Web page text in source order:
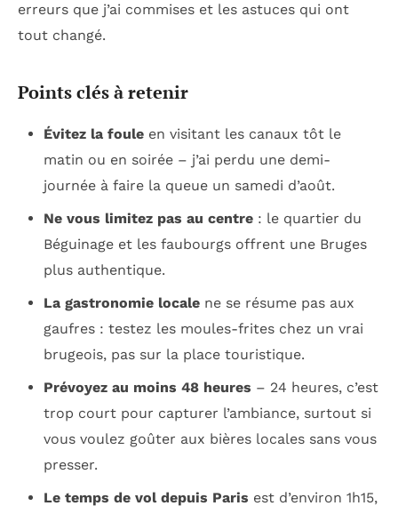
erreurs que j’ai commises et les astuces qui ont
tout changé.
Points clés à retenir
Évitez la fouleen visitant les canaux tôt le
matin ou en soirée – j’ai perdu une demi-
journée à faire la queue un samedi d’août.
Ne vous limitez pas au centre: le quartier du
Béguinage et les faubourgs offrent une Bruges
plus authentique.
La gastronomie localene se résume pas aux
gaufres : testez les moules-frites chez un vrai
brugeois, pas sur la place touristique.
Prévoyez au moins 48 heures – 24 heures, c’est
trop court pour capturer l’ambiance, surtout si
vous voulez goûter aux bières locales sans vous
presser.
Le temps de vol depuis Paris est d’environ 1h15,